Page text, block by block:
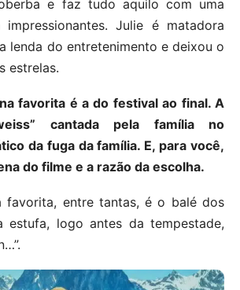
e faz tudo aquilo com uma
Julie é matadora
lenda do entretenimento e deixou o
estrelas.
favorita é a do festival ao final. A
cantada pela família no
da fuga da família. E, para você,
do filme e a razão da escolha.
favorita, entre tantas, é o balé dos
estufa, logo antes da tempestade,